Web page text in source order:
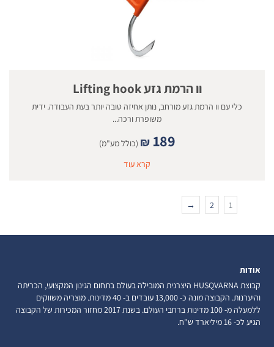
וו הרמת גזע Lifting hook
כלי עם וו הרמת גזע מורחב, נותן אחיזה טובה יותר בעת העבודה. ידית
משופרת ורכה...
₪ 189
(כולל מע"מ)
קרא עוד
1
2
→
אודות
קבוצת HUSQVARNA היצרנית המובילה בעולם בתחום הגינון המקצועי, הכריתה
והיערנות. הקבוצה מונה כ- 13,000 עובדים ב- 40 מדינות. מוצריה משווקים
ללמעלה מ- 100 מדינות ברחבי העולם. בשנת 2017 מחזור המכירות של הקבוצה
הגיע לכ- 16 מיליארד ש"ח.